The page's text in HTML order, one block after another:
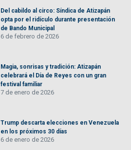
Del cabildo al circo: Síndica de Atizapán
opta por el ridículo durante presentación
de Bando Municipal
6 de febrero de 2026
Magia, sonrisas y tradición: Atizapán
celebrará el Día de Reyes con un gran
festival familiar
7 de enero de 2026
Trump descarta elecciones en Venezuela
en los próximos 30 días
6 de enero de 2026